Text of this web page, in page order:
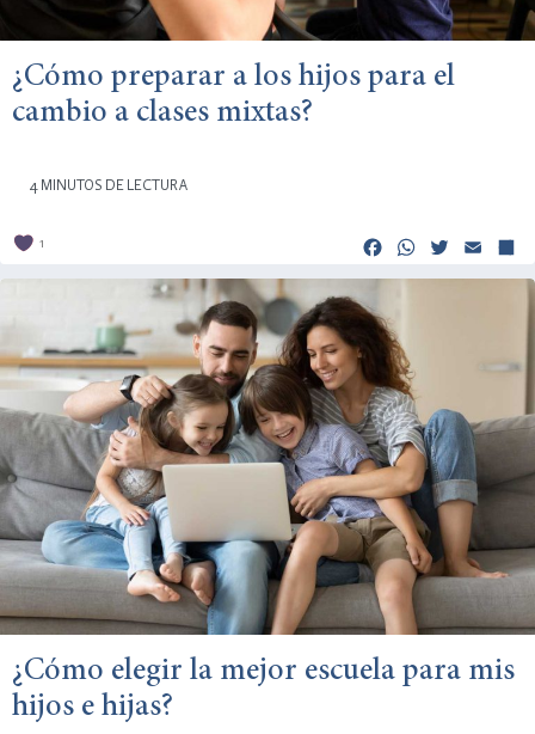
¿Cómo preparar a los hijos para el
cambio a clases mixtas?
4 MINUTOS DE LECTURA
1 Facebook
¿Cómo elegir la mejor escuela para mis
hijos e hijas?